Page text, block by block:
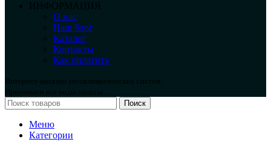
ИНФОРМАЦИЯ
О нас
Наш блог
Каталог
Контакты
Как оплатить
Интернет-магазин автоклиматических систем.
Принимаем все виды оплаты.
Поиск
Меню
Категории